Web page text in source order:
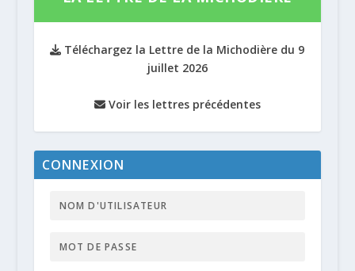
Téléchargez la Lettre de la Michodière du 9
juillet 2026
Voir les lettres précédentes
CONNEXION